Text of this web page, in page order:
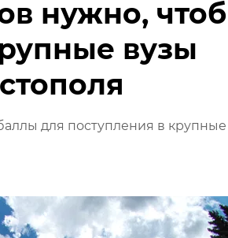
нужно,
вузы
для поступления в крупные